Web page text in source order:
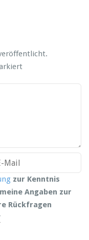
zur Kenntnis
Angaben zur
Rückfragen